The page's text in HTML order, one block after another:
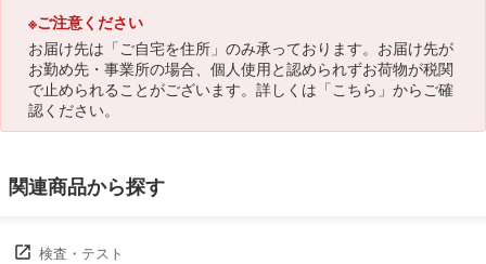
※ご注意ください
お届け先は「ご自宅を住所」のみ承っております。お届け先が
お勤め先・事業所の場合、個人使用と認められずお荷物が税関
で止められることがございます。詳しくは「こちら 」からご確
認ください。
関連商品から探す
検査・テスト